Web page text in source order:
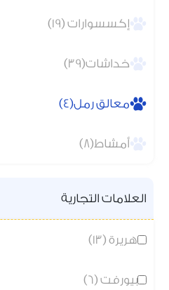
إكسسوارات (19)
خداشات(39)
معالق رمل(4)
أمشاط(8)
العلامات التجارية
هريرة (13)
بيورفت (6)